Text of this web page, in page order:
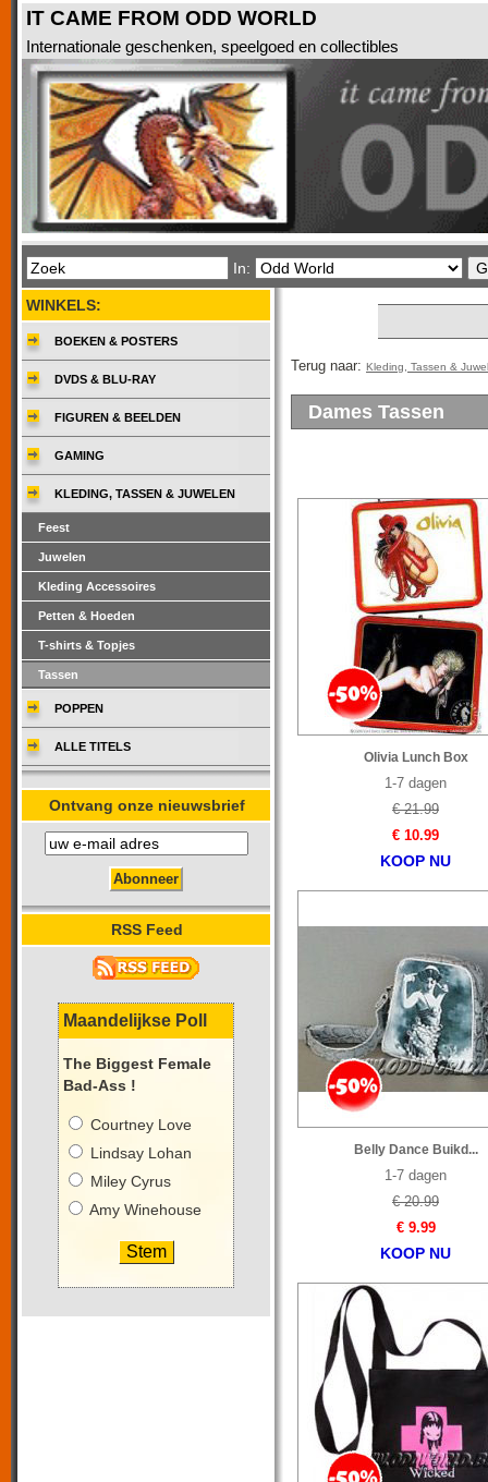
IT CAME FROM ODD WORLD
Internationale geschenken, speelgoed en collectibles
In:
Terug naar: Kleding, Tassen &
Dames Tassen
Olivia Lunch Box
1-7 dagen
€ 21.99
€ 10.99
KOOP NU
Belly Dance Buikd...
1-7 dagen
€ 20.99
€ 9.99
KOOP NU
WINKELS:
BOEKEN & POSTERS
DVDS & BLU-RAY
FIGUREN & BEELDEN
GAMING
KLEDING, TASSEN & JUWELEN
Feest
Juwelen
Kleding Accessoires
Petten & Hoeden
T-shirts & Topjes
Tassen
POPPEN
ALLE TITELS
Ontvang onze nieuwsbrief
RSS Feed
Maandelijkse Poll
The Biggest Female
Bad-Ass !
Courtney Love
Lindsay Lohan
Miley Cyrus
Amy Winehouse